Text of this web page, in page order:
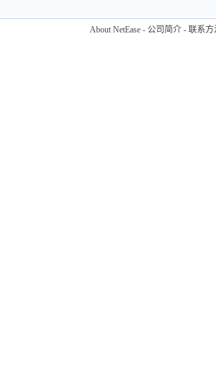
About NetEase - 公司简介 - 联系方